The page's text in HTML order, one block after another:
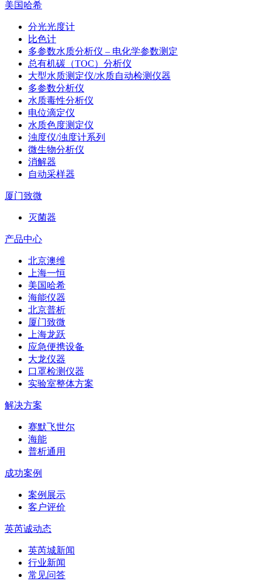
美国哈希
分光光度计
比色计
多参数水质分析仪 – 电化学参数测定
总有机碳（TOC）分析仪
大型水质测定仪/水质自动检测仪器
多参数分析仪
水质毒性分析仪
电位滴定仪
水质色度测定仪
浊度仪/浊度计系列
微生物分析仪
消解器
自动采样器
厦门致微
灭菌器
产品中心
北京澳维
上海一恒
美国哈希
海能仪器
北京普析
厦门致微
上海龙跃
应急便携设备
大龙仪器
口罩检测仪器
实验室整体方案
解决方案
赛默飞世尔
海能
普析通用
成功案例
案例展示
客户评价
英芮诚动态
英芮城新闻
行业新闻
常见问答